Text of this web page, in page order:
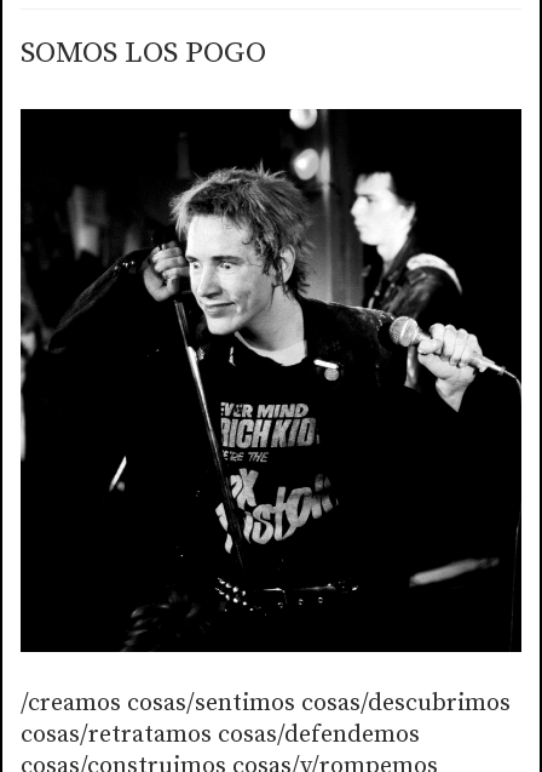
SOMOS LOS POGO
/creamos cosas/sentimos cosas/descubrimos
cosas/retratamos cosas/defendemos